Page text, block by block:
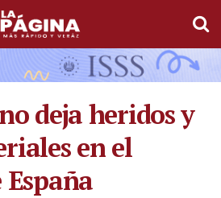
deja heridos y
en el
España